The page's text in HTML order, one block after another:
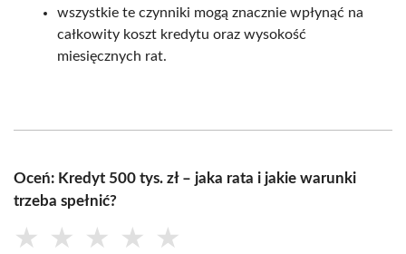
wszystkie te czynniki mogą znacznie wpłynąć na
całkowity koszt kredytu oraz wysokość
miesięcznych rat.
Oceń: Kredyt 500 tys. zł – jaka rata i jakie warunki
trzeba spełnić?
★ ★ ★ ★ ★